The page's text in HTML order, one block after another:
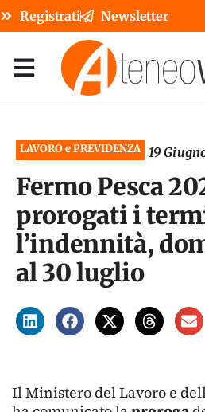
Registrati Newsletter
LAVORO e PREVIDENZA 19
Fermo Pesca
prorogati i
l’indennità,
al 30 luglio
Il Ministero del Lavoro e